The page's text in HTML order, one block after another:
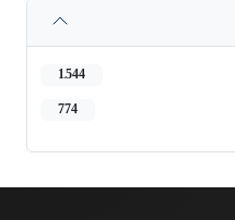
1,544
774